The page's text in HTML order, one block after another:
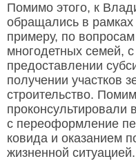
Помимо этого, к
обращались в рамках
примеру, по
многодетных семей,
предоставлении
получении участков
строительство.
проконсультировали
с переоформление
ковида и оказанием
жизненной ситуацией.